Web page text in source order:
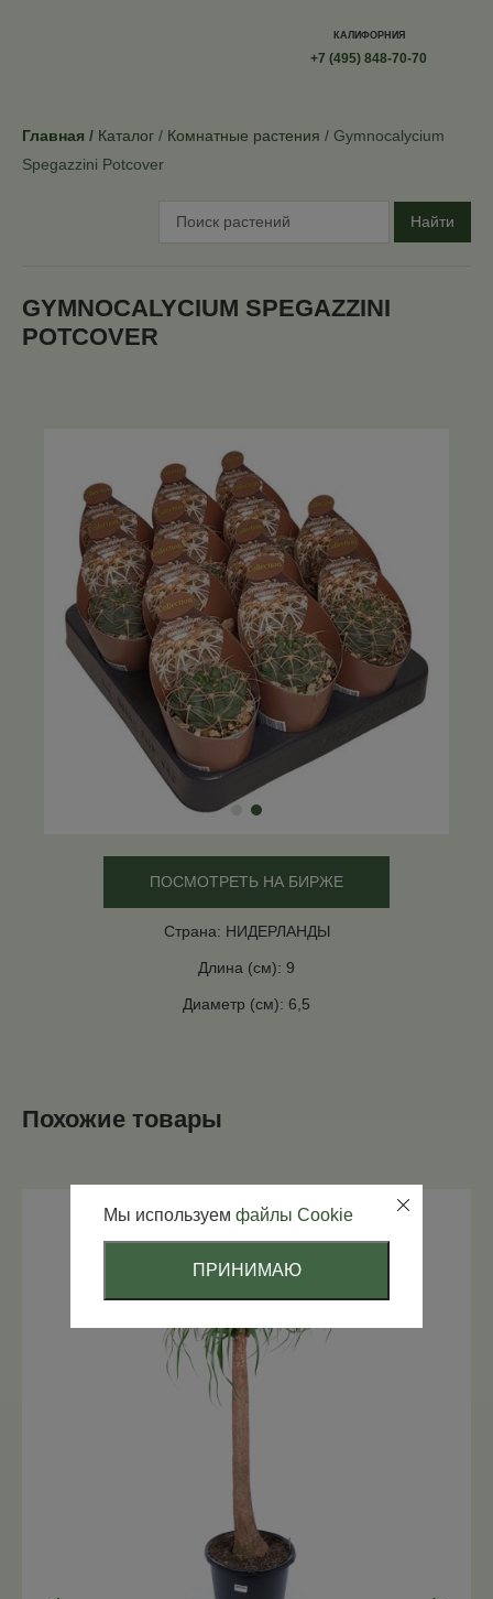
КАЛИФОРНИЯ
+7 (495) 848-70-70
Главная Каталог Комнатные растения
Gymnocalycium
Spegazzini Potcover
Найти
GYMNOCALYCIUM SPEGAZZINI
POTCOVER
ПОСМОТРЕТЬ НА БИРЖЕ
Страна: НИДЕРЛАНДЫ
Длина (см): 9
Диаметр (см): 6,5
Похожие товары
Мы используем файлы Cookie
ПРИНИМАЮ